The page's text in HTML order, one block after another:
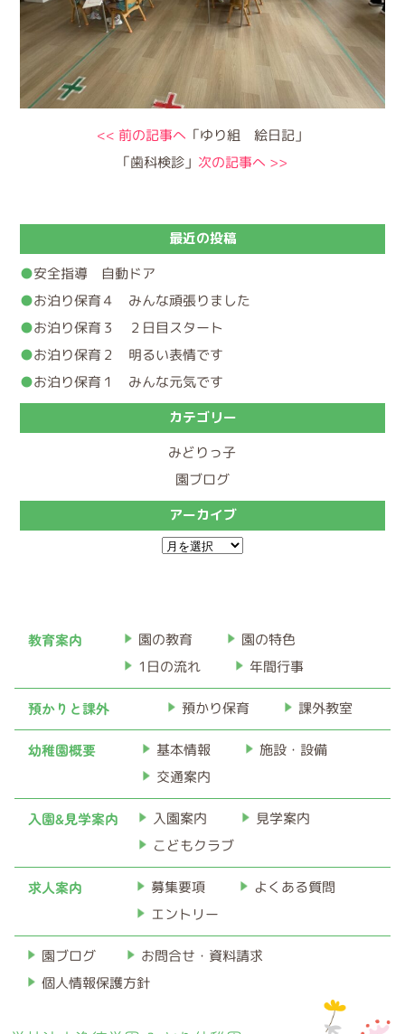
<< 前の記事へ 「ゆり組 絵日記」
「歯科検診」 次の記事へ >>
最近の投稿
安全指導 自動ドア
お泊り保育４ みんな頑張りました
お泊り保育３ ２日目スタート
お泊り保育２ 明るい表情です
お泊り保育１ みんな元気です
カテゴリー
みどりっ子
園ブログ
アーカイブ
イ
教育案内 園の教育 園の特色
1日の流れ 年間行事
預かりと課外 預かり保育 課外教室
幼稚園概要 基本情報 施設・設備
交通案内
入園&見学案内 入園案内 見学案内
こどもクラブ
求人案内 募集要項 よくある質問
エントリー
園ブログ お問合せ・資料請求
個人情報保護方針